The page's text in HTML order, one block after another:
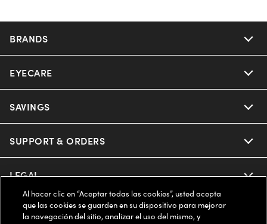
BRANDS
Nuance Audio
Ray-Ban
Oakley
Oakley Meta
EYECARE
Our Eyeglasses
Our Sunglasses
Our Contact Lenses
Ray-Ban | Meta
SAVINGS
Offers & Discount
Insurance
FSA & HSA
SUPPORT & ORDERS
Help Center
Online Order Status
LEGAL
Privacy Policy
COMPANY INFO
Al hacer clic en “Aceptar todas las cookies”, usted acepta
que las cookies se guarden en su dispositivo para mejorar
la navegación del sitio, analizar el uso del mismo, y